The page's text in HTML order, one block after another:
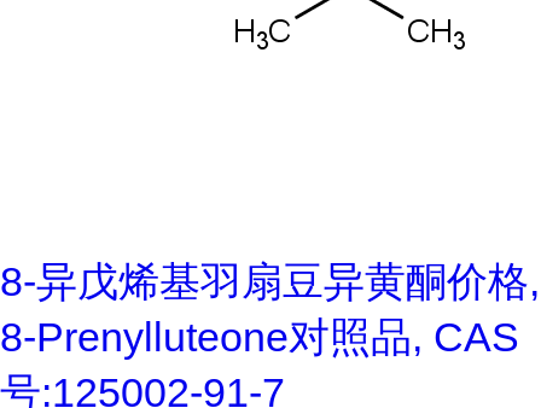
8-异戊烯基羽扇豆异黄酮价格,
8-Prenylluteone对照品, CAS
号:125002-91-7